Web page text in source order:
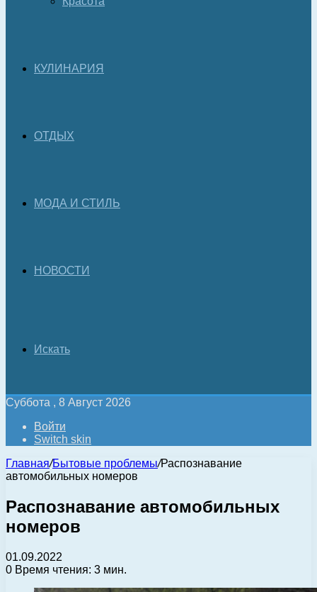
КУЛИНАРИЯ
ОТДЫХ
МОДА И СТИЛЬ
НОВОСТИ
Искать
Суббота , 8 Август 2026
Войти
Switch skin
Главная/Бытовые проблемы/Распознавание
автомобильных номеров
Распознавание автомобильных
номеров
01.09.2022
0 Время чтения: 3 мин.